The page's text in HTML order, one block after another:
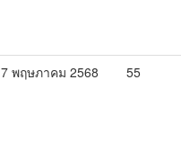
7 พฤษภาคม 2568 55